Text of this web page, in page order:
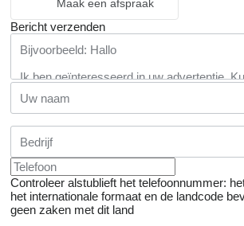
Maak een afspraak
Bericht verzenden
Controleer alstublieft het telefoonnummer:
het internationale formaat en de landcode
geen zaken met dit land